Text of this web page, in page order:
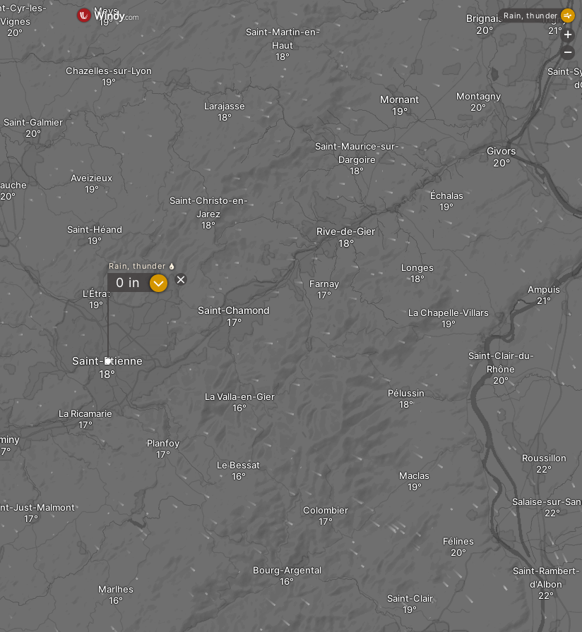
Just-Malmont
La Ricamarie
Saint-Etienne
Le Bessat
Planfoy
La Valla-en-Gier
Aveizieux
Saint-Héand
L'Étrat
Saint-Christo-en-
Jarez
Saint-Chamond
Marlhes
Bourg-Argental
Maclas
Colombier
Pélussin
Longes
Échalas
Farnay
Saint-Maurice-sur-
Dargoire
La Chapelle-Villars
Rive-de-Gier
Saint-Clair
Félines
Cyr-les-
Vignes
Saint-Galmier
Meys
Chazelles-sur-Lyon
Larajasse
Saint-Martin-en-
Haut
Mornant
Salaise-sur-
Saint-Clair-du-
Rhône
Roussillon
Ampuis
Saint-Rambert-
d'Albon
Irigny
Montagny
Saint-
Givors
Brignais
Rain, thunder
0 in ?
Rain, thunder
+
-